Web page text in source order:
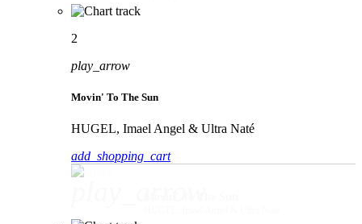
2
play_arrow
Movin' To The Sun
HUGEL, Imael Angel & Ultra Naté
add_shopping_cart